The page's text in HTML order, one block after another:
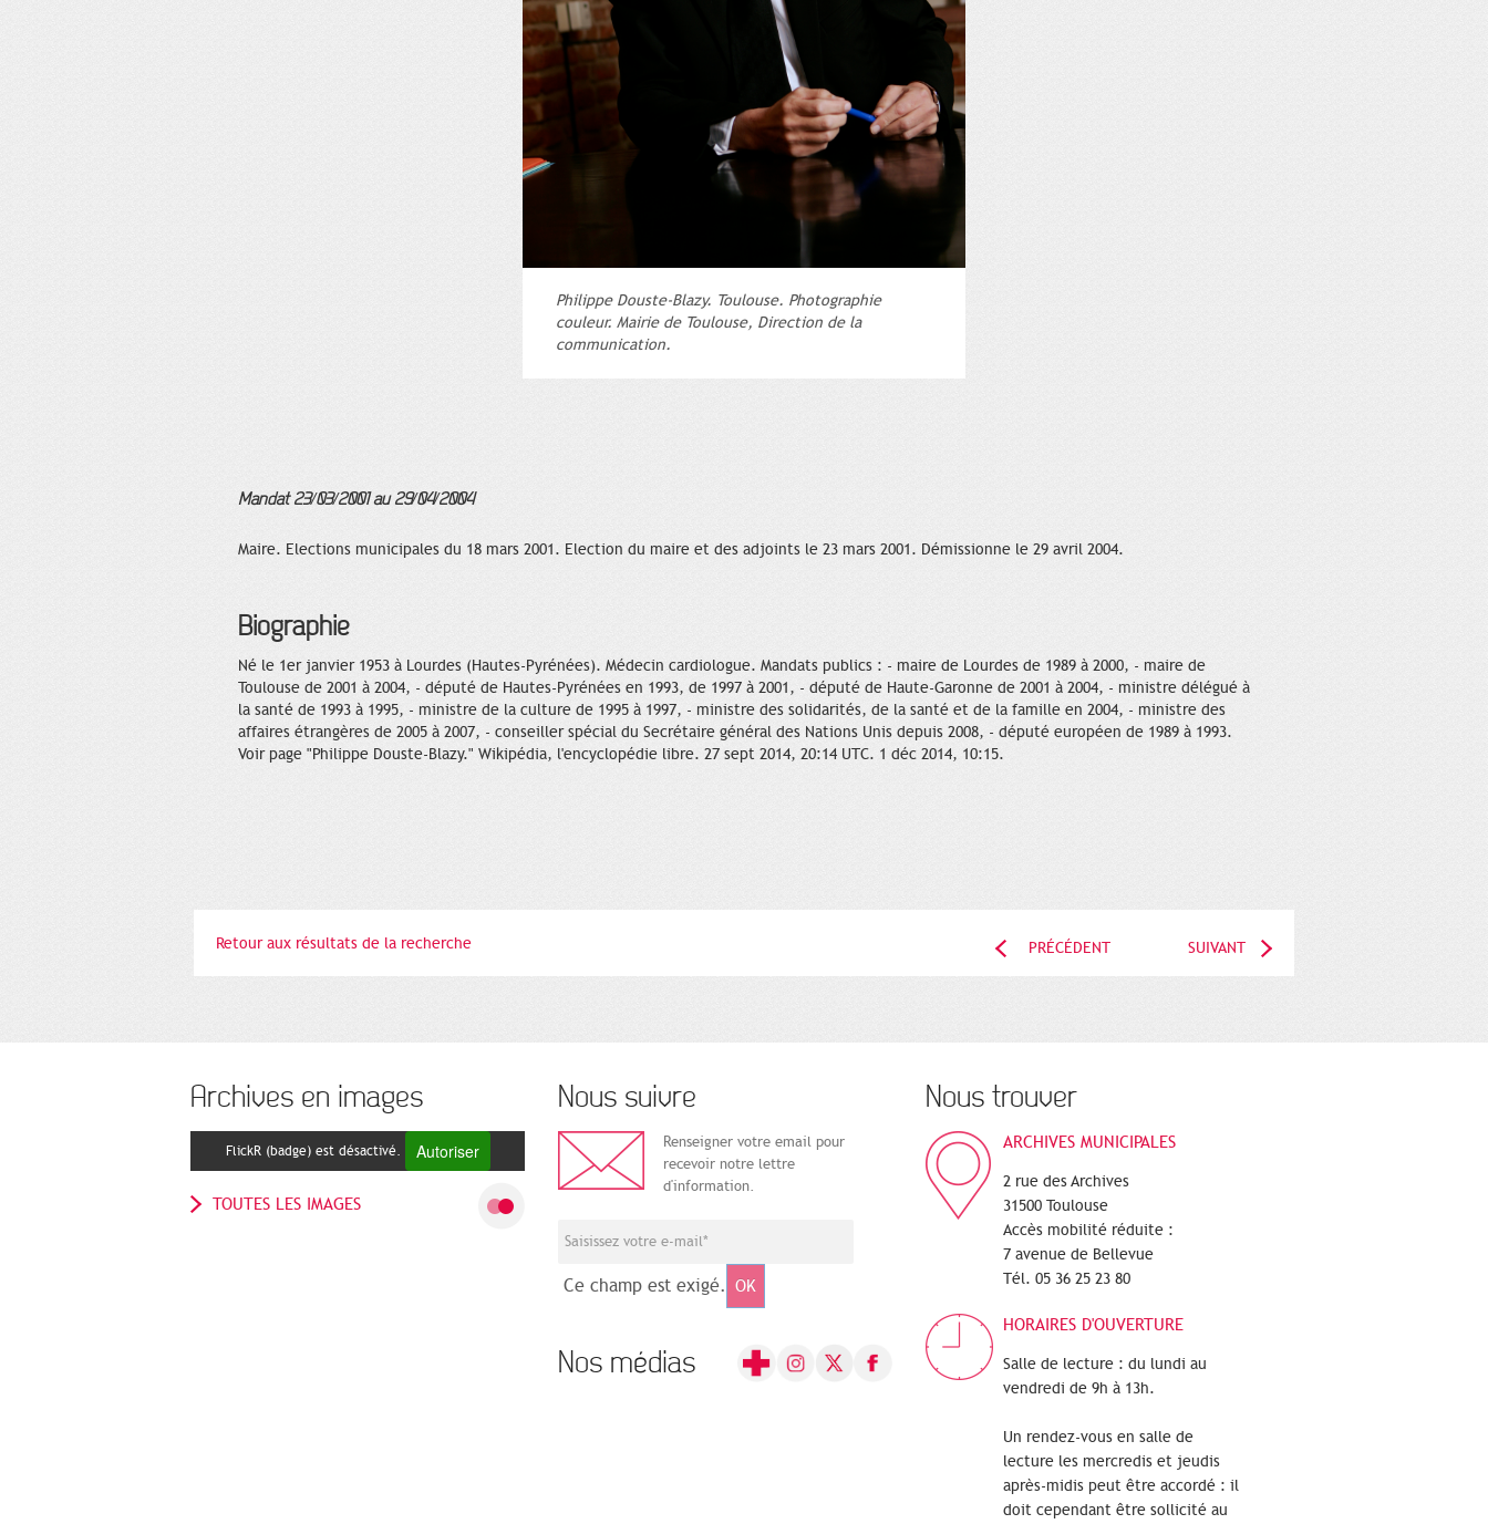
Philippe Douste-Blazy. Toulouse. Photographie
couleur. Mairie de Toulouse, Direction de la
communication.
Mandat 23/03/2001 au 29/04/2004
Maire. Elections municipales du 18 mars 2001. Election du maire et des adjoints le 23 mars 2001. Démissionne le 29 avril 2004.
Biographie
Né le 1er janvier 1953 à Lourdes (Hautes-Pyrénées). Médecin cardiologue. Mandats publics : - maire de Lourdes de 1989 à 2000, - maire de
Toulouse de 2001 à 2004, - député de Hautes-Pyrénées en 1993, de 1997 à 2001, - député de Haute-Garonne de 2001 à 2004, - ministre délégué à
la santé de 1993 à 1995, - ministre de la culture de 1995 à 1997, - ministre des solidarités, de la santé et de la famille en 2004, - ministre des
affaires étrangères de 2005 à 2007, - conseiller spécial du Secrétaire général des Nations Unis depuis 2008, - député européen de 1989 à 1993.
Voir page "Philippe Douste-Blazy." Wikipédia, l'encyclopédie libre. 27 sept 2014, 20:14 UTC. 1 déc 2014, 10:15.
Retour aux résultats de la recherche PRÉCÉDENT SUIVANT
Archives en images
FlickR (badge) est désactivé. Autoriser
TOUTES LES IMAGES
Nous suivre
Renseigner votre email pour
recevoir notre lettre
d'information.
Ce champ est exigé. OK
Nos médias
Nous trouver
ARCHIVES MUNICIPALES
2 rue des Archives
31500 Toulouse
Accès mobilité réduite :
7 avenue de Bellevue
Tél. 05 36 25 23 80
HORAIRES D'OUVERTURE
Salle de lecture : du lundi au
vendredi de 9h à 13h.
Un rendez-vous en salle de
lecture les mercredis et jeudis
après-midis peut être accordé : il
doit cependant être sollicité au